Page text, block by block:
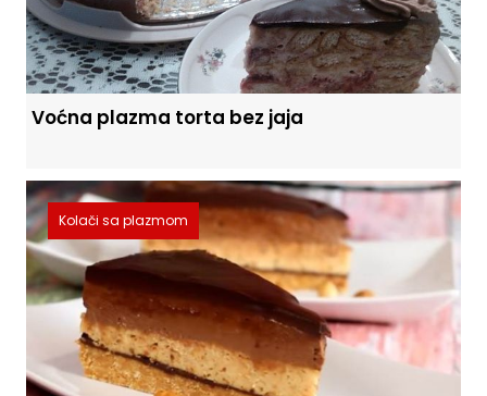
Voćna plazma torta bez jaja
Kolači sa plazmom